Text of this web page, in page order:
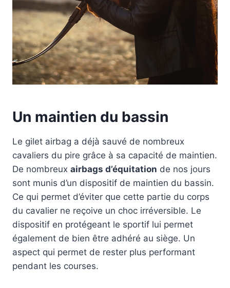
Un maintien du bassin
Le gilet airbag a déjà sauvé de nombreux
cavaliers du pire grâce à sa capacité de maintien.
De nombreux airbags d’équitation de nos jours
sont munis d’un dispositif de maintien du bassin.
Ce qui permet d’éviter que cette partie du corps
du cavalier ne reçoive un choc irréversible. Le
dispositif en protégeant le sportif lui permet
également de bien être adhéré au siège. Un
aspect qui permet de rester plus performant
pendant les courses.